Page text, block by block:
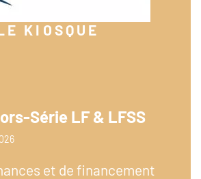
KIOSQUE
Série LF & LFSS
et de financement